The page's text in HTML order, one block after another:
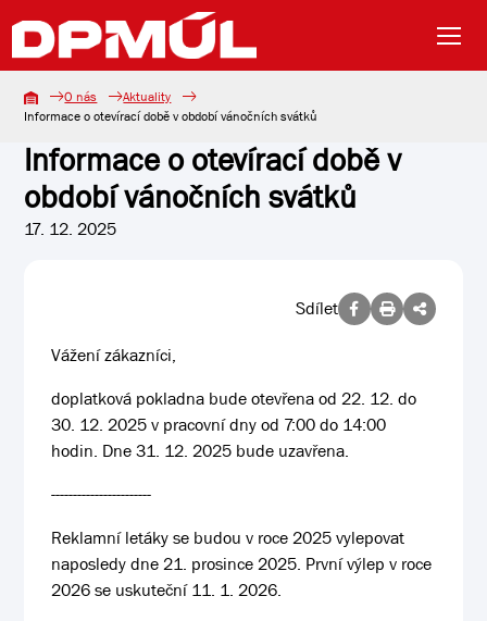
O nás
Aktuality
Informace o otevírací době v období vánočních svátků
Informace o otevírací době v
období vánočních svátků
17. 12. 2025
Sdílet
Vážení zákazníci,
doplatková pokladna bude otevřena od 22. 12. do
30. 12. 2025 v pracovní dny od 7:00 do 14:00
hodin. Dne 31. 12. 2025 bude uzavřena.
-----------------------
Reklamní letáky se budou v roce 2025 vylepovat
naposledy dne 21. prosince 2025. První výlep v roce
2026 se uskuteční 11. 1. 2026.